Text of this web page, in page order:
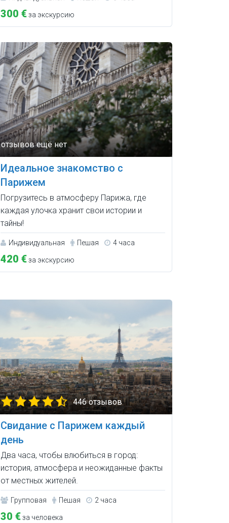
300 €за экскурсию
Идеальное знакомство с
Парижем
Погрузитесь в атмосферу Парижа, где
каждая улочка хранит свои истории и
тайны!
Индивидуальная Пешая 4 часа
420 €за экскурсию
446 отзывов
Свидание с Парижем каждый
день
Два часа, чтобы влюбиться в город:
история, атмосфера и неожиданные факты
от местных жителей.
Групповая Пешая 2 часа
30 €за человека